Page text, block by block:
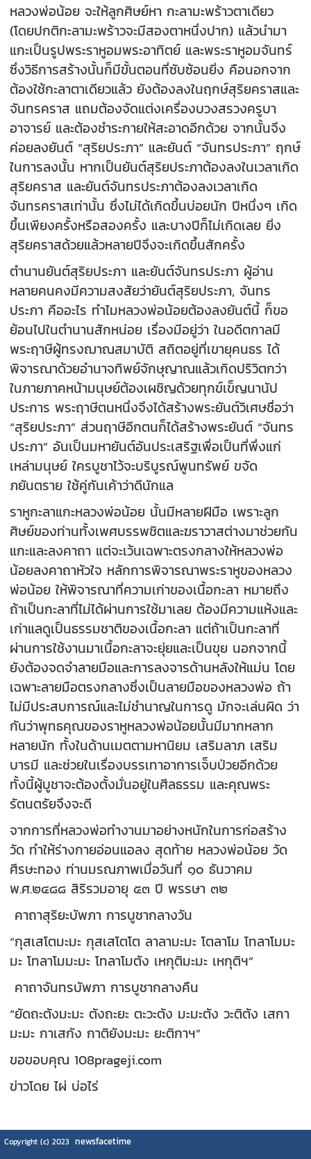
หลวงพ่อน้อย จะให้ลูกศิษย์หา กะลามะพร้าวตาเดียว
(โดยปกติกะลามะพร้าวจะมีสองตาหนึ่งปาก) แล้วนำมา
แกะเป็นรูปพระราหูอมพระอาทิตย์ และพระราหูอมจันทร์
ซึ่งวิธีการสร้างนั้นก็มีขั้นตอนที่ซับซ้อนยิ่ง คือนอกจาก
ต้องใช้กะลาตาเดียวแล้ว ยังต้องลงในฤกษ์สุริยคราสและ
จันทรคราส แถมต้องจัดแต่งเครื่องบวงสรวงครูบา
อาจารย์ และต้องชำระกายให้สะอาดอีกด้วย จากนั้นจึง
ค่อยลงยันต์ “สุริยประภา” และยันต์ “จันทรประภา” ฤกษ์
ในการลงนั้น หากเป็นยันต์สุริยประภาต้องลงในเวลาเกิด
สุริยคราส และยันต์จันทรประภาต้องลงเวลาเกิด
จันทรคราสเท่านั้น ซึ่งไม่ได้เกิดขึ้นบ่อยนัก ปีหนึ่งๆ เกิด
ขึ้นเพียงครั้งหรือสองครั้ง และบางปีก็ไม่เกิดเลย ยิ่ง
สุริยคราสด้วยแล้วหลายปีจึงจะเกิดขึ้นสักครั้ง
ตำนานยันต์สุริยประภา และยันต์จันทรประภา ผู้อ่าน
หลายคนคงมีความสงสัยว่ายันต์สุริยประภา, จันทร
ประภา คืออะไร ทำไมหลวงพ่อน้อยต้องลงยันต์นี้ ก็ขอ
ย้อนไปในตำนานสักหน่อย เรื่องมีอยู่ว่า ในอดีตกาลมี
พระฤาษีผู้ทรงฌาณสมาบัติ สถิตอยู่ที่เขายุคนธร ได้
พิจารณาด้วยอำนาจทิพย์จักษุญาณแล้วเกิดปริวิตกว่า
ในภายภาคหน้ามนุษย์ต้องเผชิญด้วยทุกข์เข็ญนานัป
ประการ พระฤาษีตนหนึ่งจึงได้สร้างพระยันต์วิเศษชื่อว่า
“สุริยประภา” ส่วนฤาษีอีกตนก็ได้สร้างพระยันต์ “จันทร
ประภา” อันเป็นมหายันต์อันประเสริฐเพื่อเป็นที่พึ่งแก่
เหล่ามนุษย์ ใครบูชาไว้จะบริบูรณ์พูนทรัพย์ ขจัด
ภยันตราย ใช้คู่กันเค้าว่าดีนักแล
ราหูกะลาแกะหลวงพ่อน้อย นั้นมีหลายฝีมือ เพราะลูก
ศิษย์ของท่านทั้งเพศบรรพชิตและฆราวาสต่างมาช่วยกัน
แกะและลงคาถา แต่จะเว้นเฉพาะตรงกลางให้หลวงพ่อ
น้อยลงคาถาหัวใจ หลักการพิจารณาพระราหูของหลวง
พ่อน้อย ให้พิจารณาที่ความเก่าของเนื้อกะลา หมายถึง
ถ้าเป็นกะลาที่ไม่ได้ผ่านการใช้มาเลย ต้องมีความแห้งและ
เก่าแลดูเป็นธรรมชาติของเนื้อกะลา แต่ถ้าเป็นกะลาที่
ผ่านการใช้งานมาเนื้อกะลาจะยุ่ยและเป็นขุย นอกจากนี้
ยังต้องจดจำลายมือและการลงจารด้านหลังให้แม่น โดย
เฉพาะลายมือตรงกลางซึ่งเป็นลายมือของหลวงพ่อ ถ้า
ไม่มีประสบการณ์และไม่ชำนาญในการดู มักจะเล่นผิด ว่า
กันว่าพุทธคุณของราหูหลวงพ่อน้อยนั้นมีมากหลาก
หลายนัก ทั้งในด้านเมตตามหานิยม เสริมลาภ เสริม
บารมี และช่วยในเรื่องบรรเทาอาการเจ็บป่วยอีกด้วย
ทั้งนี้ผู้บูชาจะต้องตั้งมั่นอยู่ในศีลธรรม และคุณพระ
รัตนตรัยจึงจะดี
จากการที่หลวงพ่อทำงานมาอย่างหนักในการก่อสร้าง
วัด ทำให้ร่างกายอ่อนแอลง สุดท้าย หลวงพ่อน้อย วัด
ศีรษะทอง ท่านมรณภาพเมื่อวันที่ ๑๐ ธันวาคม
พ.ศ.๒๔๘๘ สิริรวมอายุ ๕๓ ปี พรรษา ๓๒
คาถาสุริยะบัพภา การบูชากลางวัน
“กุสเสโตมะมะ กุสเสโตโต ลาลามะมะ โตลาโม โทลาโมมะ
มะ โทลาโมมะมะ โทลาโมตัง เหกุติมะมะ เหกุติฯ”
คาถาจันทรบัพภา การบูชากลางคืน
“ยัดถะตังมะมะ ตังถะยะ ตะวะตัง มะมะตัง วะติตัง เสกา
มะมะ กาเสกัง กาติยังมะมะ ยะติกาฯ”
ขอขอบคุณ 108prageji.com
ข่าวโดย ไผ่ บ่อไร่
Copyright (c) 2023 newsfacetime